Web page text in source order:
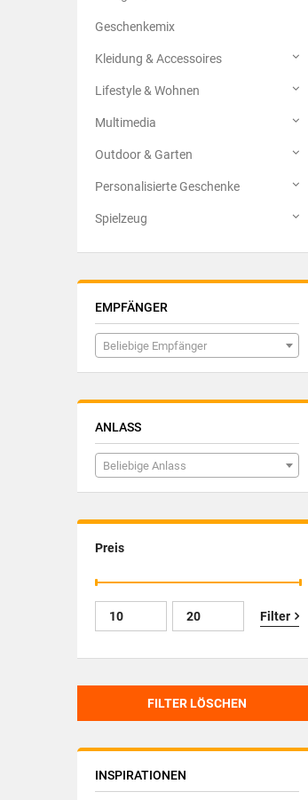
Geschenkemix
Kleidung & Accessoires
Lifestyle & Wohnen
Multimedia
Outdoor & Garten
Personalisierte Geschenke
Spielzeug
EMPFÄNGER
Beliebige Empfänger
ANLASS
Beliebige Anlass
Preis
Filter
FILTER LÖSCHEN
INSPIRATIONEN